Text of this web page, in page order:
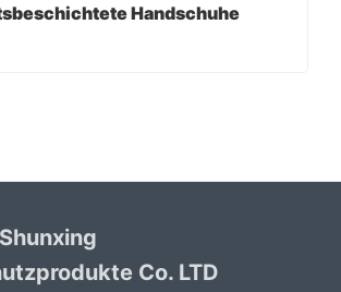
Handschuhe
Co. LTD